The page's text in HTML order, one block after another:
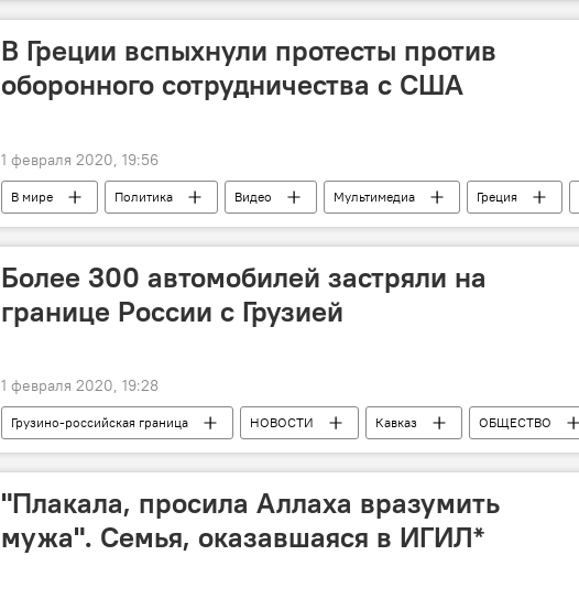
В Греции вспыхнули протесты против
оборонного сотрудничества с США
1 февраля 2020, 19:56
В мире Политика Видео Мультимедиа Греция
Акции
Акции протеста Акция протеста ОБЩЕСТВО
Более 300 автомобилей застряли на
границе России с Грузией
1 февраля 2020, 19:28
Грузино-российская граница НОВОСТИ Кавказ ОБЩЕСТВО
Граница Грузии
Верхний Ларс
"Плакала, просила Аллаха вразумить
мужа". Семья, оказавшаяся в ИГИЛ*